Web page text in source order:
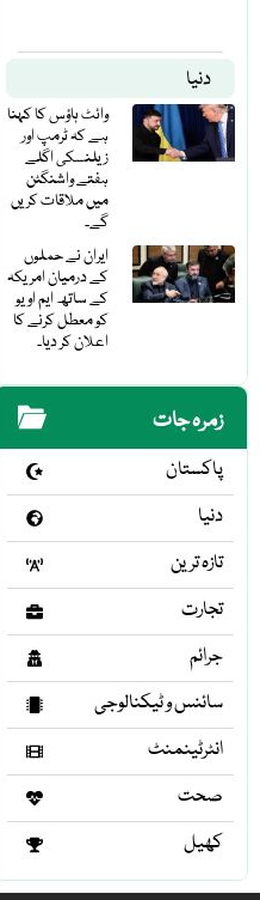
دنیا
وائٹ ہاؤس کا کہنا
ہے کہ ٹرمپ اور
زیلنسکی اگلے
ہفتے واشنگٹن
میں ملاقات کریں
گے۔
ایران نے حملوں
کے درمیان امریکہ
کے ساتھ ایم او یو
کو معطل کرنے کا
اعلان کر دیا۔
زمرہ جات
پاکستان
دنیا
تازہ ترین
تجارت
جرائم
سائنس و ٹیکنالوجی
انٹرٹینمنٹ
صحت
کھیل